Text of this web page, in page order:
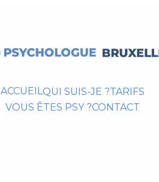
ACCUEILQUI SUIS-JE ?TARIFS
VOUS ÊTES PSY ?CONTACT